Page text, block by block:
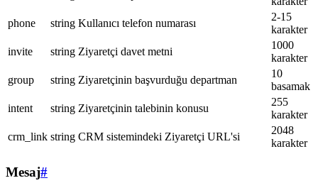
phone
string Kullanıcı telefon numarası
2-15
karakter
invite
string Ziyaretçi davet metni
1000
karakter
group
string Ziyaretçinin başvurduğu departman
10
basamak
intent
string Ziyaretçinin talebinin konusu
255
karakter
crm_link string CRM sistemindeki Ziyaretçi URL'si
2048
karakter
Mesaj#